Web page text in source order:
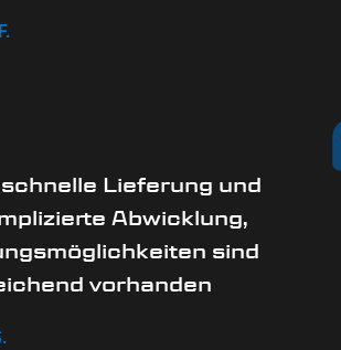
Lieferung und
Abwicklung,
sind
vorhanden